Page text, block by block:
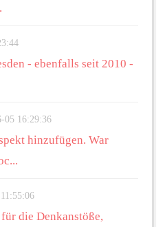
- ebenfalls seit 2010 -
05 16:29:36
hinzufügen. War
die Denkanstöße,